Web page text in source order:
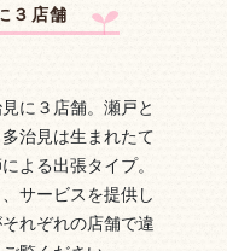
３店舗
に３店舗。瀬戸と
治見は生まれたて
よる出張タイプ。
サービスを提供し
れぞれの店舗で違